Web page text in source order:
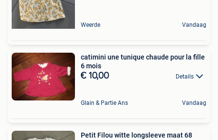
Weerde Vandaag
catimini une tunique chaude pour la fille
6 mois
€ 10,00 Details
Glain & Partie Ans Vandaag
Petit Filou witte longsleeve maat 68